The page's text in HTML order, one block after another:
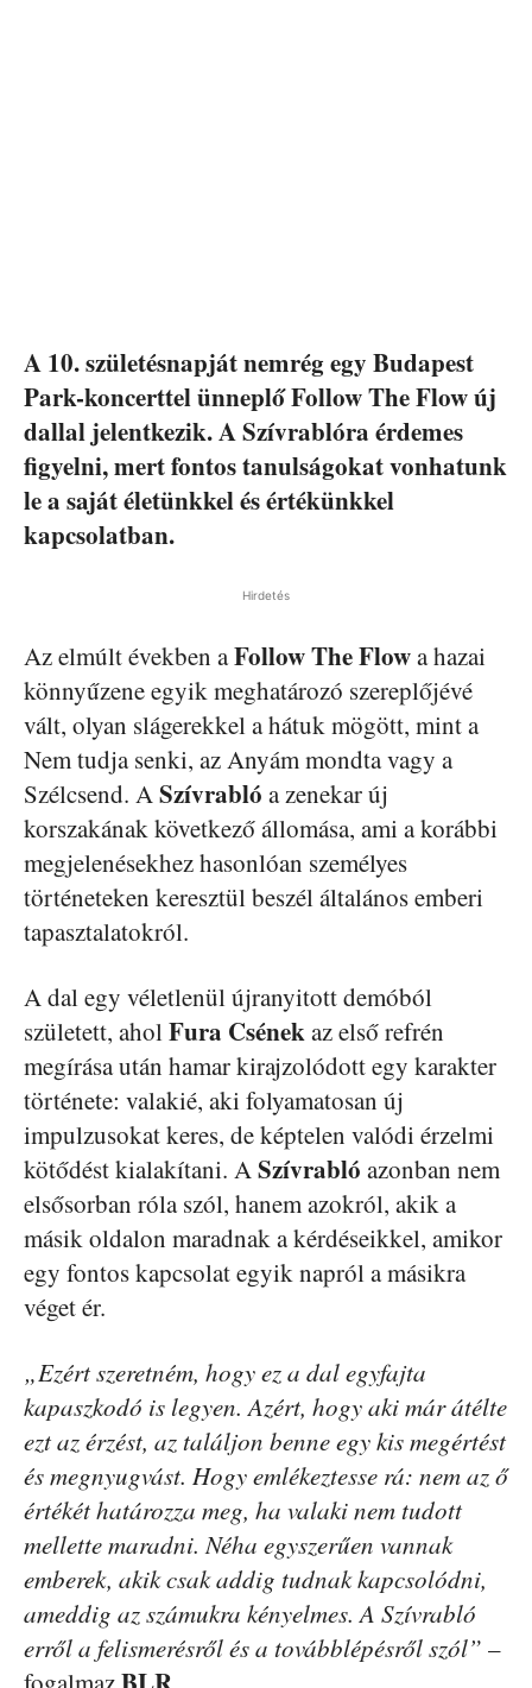
A 10. születésnapját nemrég egy Budapest
Park-koncerttel ünneplő Follow The Flow új
dallal jelentkezik. A Szívrablóra érdemes
figyelni, mert fontos tanulságokat vonhatunk
le a saját életünkkel és értékünkkel
kapcsolatban.
Hirdetés
Az elmúlt években aFollow The Flowa hazai
könnyűzene egyik meghatározó szereplőjévé
vált, olyan slágerekkel a hátuk mögött, mint a
Nem tudja senki, az Anyám mondta vagy a
Szélcsend. ASzívrabló a zenekar új
korszakának következő állomása, ami a korábbi
megjelenésekhez hasonlóan személyes
történeteken keresztül beszél általános emberi
tapasztalatokról.
A dal egy véletlenül újranyitott demóból
született, aholFura Csénekaz első refrén
megírása után hamar kirajzolódott egy karakter
története: valakié, aki folyamatosan új
impulzusokat keres, de képtelen valódi érzelmi
kötődést kialakítani. ASzívrabló azonban nem
elsősorban róla szól, hanem azokról, akik a
másik oldalon maradnak a kérdéseikkel, amikor
egy fontos kapcsolat egyik napról a másikra
véget ér.
„Ezért szeretném, hogy ez a dal egyfajta
kapaszkodó is legyen. Azért, hogy aki már átélte
ezt az érzést, az találjon benne egy kis megértést
és megnyugvást. Hogy emlékeztesse rá: nem az ő
értékét határozza meg, ha valaki nem tudott
mellette maradni. Néha egyszerűen vannak
emberek, akik csak addig tudnak kapcsolódni,
ameddig az számukra kényelmes. A Szívrabló
erről a felismerésről és a továbblépésről szól” –